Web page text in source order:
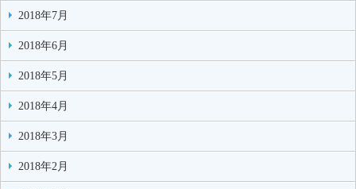
2018年7月
2018年6月
2018年5月
2018年4月
2018年3月
2018年2月